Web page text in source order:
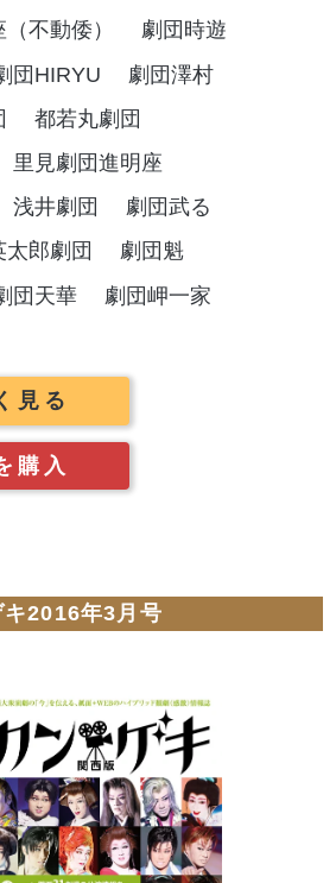
不動倭）
劇団時遊
団HIRYU
劇団澤村
都若丸劇団
里見劇団進明座
浅井劇団
劇団武る
郎劇団
劇団魁
団天華
劇団岬一家
見る
購入
2016年3月号